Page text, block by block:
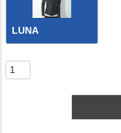
LUNA